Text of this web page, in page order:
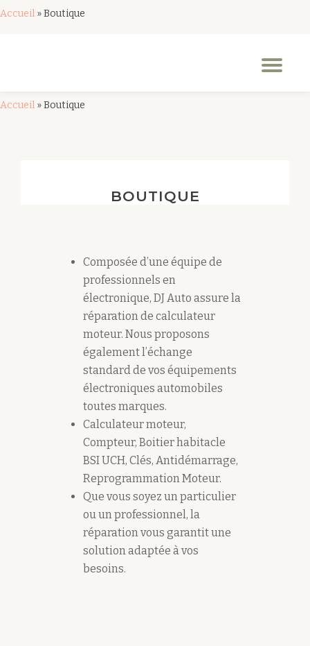
Accueil »Boutique
Accueil »Boutique
BOUTIQUE
Composée d’une équipe de
professionnels en
électronique, DJ Auto assure la
réparation de calculateur
moteur. Nous proposons
également l’échange
standard de vos équipements
électroniques automobiles
toutes marques.
Calculateur moteur,
Compteur, Boitier habitacle
BSI UCH, Clés, Antidémarrage,
Reprogrammation Moteur.
Que vous soyez un particulier
ou un professionnel, la
réparation vous garantit une
solution adaptée à vos
besoins.